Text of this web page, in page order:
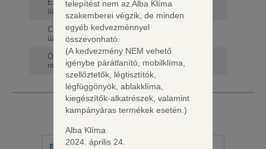
Energiatakarékos
üzemmód
igen
Csendes
üzemmód
igen
Öndiagnosztika
rendszer
igen
Forgalmazott márkák
telepítést nem az Alba Klíma
szakemberei végzik, de minden
egyéb kedvezménnyel
összevonható.
(A kedvezmény NEM vehető
igénybe párátlanító, mobilklíma,
szellőztetők, légtisztítók,
légfüggönyök, ablakklíma,
kiegészítők-alkatrészek, valamint
kampányáras termékek esetén.)
Alba Klíma
2024. április 24.